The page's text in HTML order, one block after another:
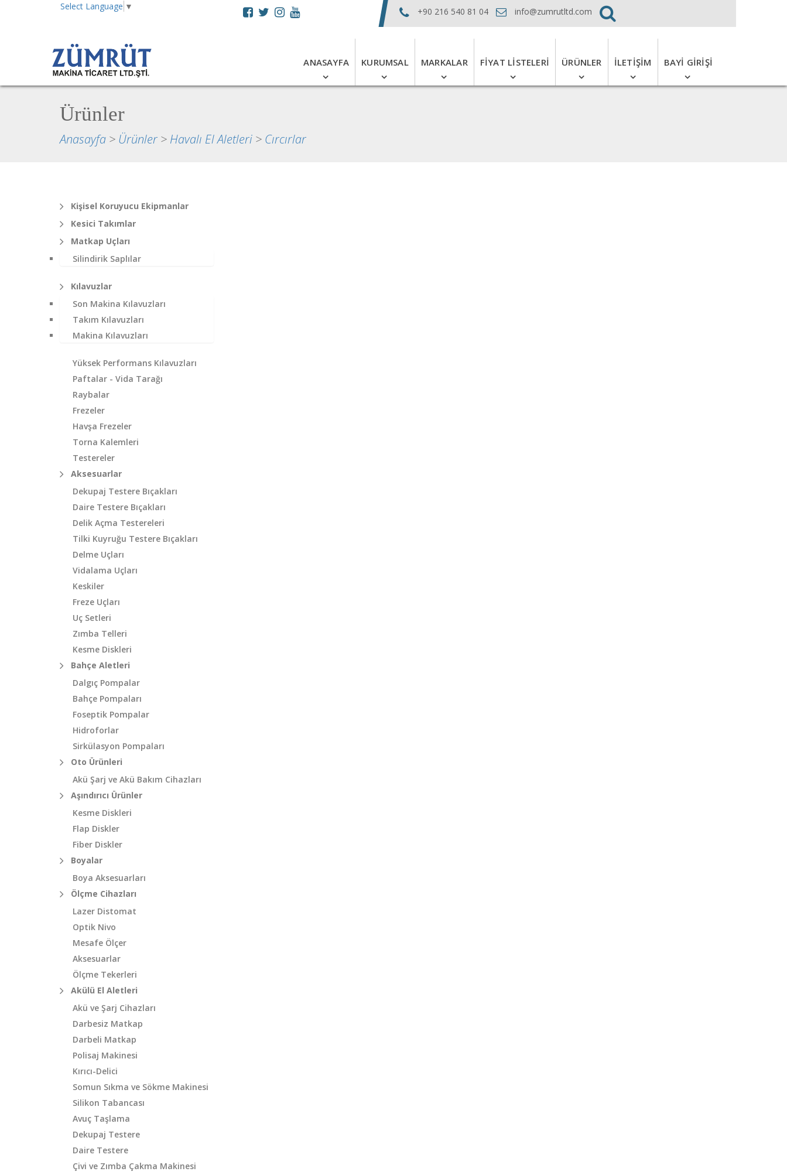
Select Language ▼ +90 216 540 81 04 info@zumrutltd.com
ANASAYFA KURUMSAL MARKALAR FIYAT LISTELERI ÜRÜNLER İLETIŞIM BAYI GIRIŞI
Ürünler
Anasayfa > Ürünler > Havalı El Aletleri > Cırcırlar
Kişisel Koruyucu Ekipmanlar
Kesici Takımlar
Matkap Uçları
Silindirik Saplılar
Kılavuzlar
Son Makina Kılavuzları
Takım Kılavuzları
Makina Kılavuzları
Yüksek Performans Kılavuzları
Paftalar - Vida Tarağı
Raybalar
Frezeler
Havşa Frezeler
Torna Kalemleri
Testereler
Aksesuarlar
Dekupaj Testere Bıçakları
Daire Testere Bıçakları
Delik Açma Testereleri
Tilki Kuyruğu Testere Bıçakları
Delme Uçları
Vidalama Uçları
Keskiler
Freze Uçları
Uç Setleri
Zımba Telleri
Kesme Diskleri
Bahçe Aletleri
Dalgıç Pompalar
Bahçe Pompaları
Foseptik Pompalar
Hidroforlar
Sirkülasyon Pompaları
Oto Ürünleri
Akü Şarj ve Akü Bakım Cihazları
Aşındırıcı Ürünler
Kesme Diskleri
Flap Diskler
Fiber Diskler
Boyalar
Boya Aksesuarları
Ölçme Cihazları
Lazer Distomat
Optik Nivo
Mesafe Ölçer
Aksesuarlar
Ölçme Tekerleri
Akülü El Aletleri
Akü ve Şarj Cihazları
Darbesiz Matkap
Darbeli Matkap
Polisaj Makinesi
Kırıcı-Delici
Somun Sıkma ve Sökme Makinesi
Silikon Tabancası
Avuç Taşlama
Dekupaj Testere
Daire Testere
Çivi ve Zımba Çakma Makinesi